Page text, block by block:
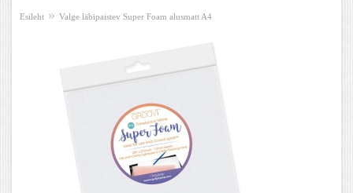
Esileht » Valge läbipaistev Super Foam alusmatt A4